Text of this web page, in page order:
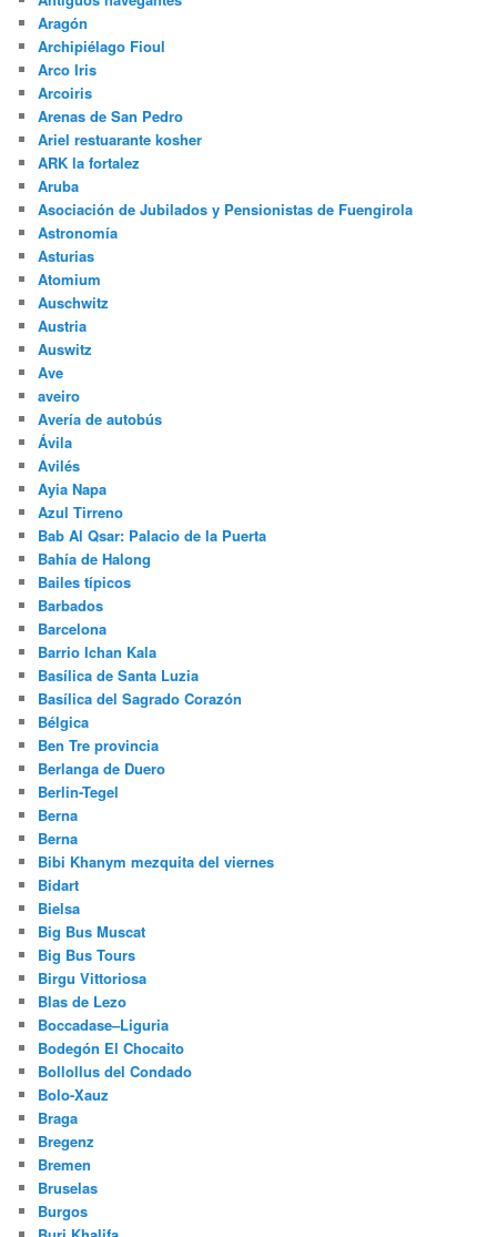
Aragón
Archipiélago Fioul
Arco Iris
Arcoiris
Arenas de San Pedro
Ariel restuarante kosher
ARK la fortalez
Aruba
Asociación de Jubilados y Pensionistas de Fuengirola
Astronomía
Asturias
Atomium
Auschwitz
Austria
Auswitz
Ave
aveiro
Avería de autobús
Ávila
Avilés
Ayia Napa
Azul Tirreno
Bab Al Qsar: Palacio de la Puerta
Bahía de Halong
Bailes típicos
Barbados
Barcelona
Barrio Ichan Kala
Basílica de Santa Luzia
Basílica del Sagrado Corazón
Bélgica
Ben Tre provincia
Berlanga de Duero
Berlin-Tegel
Berna
Berna
Bibi Khanym mezquita del viernes
Bidart
Bielsa
Big Bus Muscat
Big Bus Tours
Birgu Vittoriosa
Blas de Lezo
Boccadase–Liguria
Bodegón El Chocaito
Bollollus del Condado
Bolo-Xauz
Braga
Bregenz
Bremen
Bruselas
Burgos